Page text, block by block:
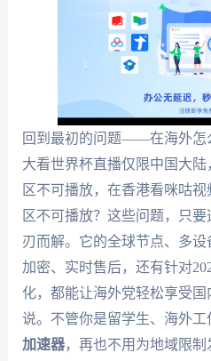
回到最初的问题——在海外怎
大看世界杯直播仅限中国大
区不可播放，在香港看咪咕
区不可播放？这些问题，只要
刃而解。它的全球节点、多
加密、实时售后，还有针对
化，都能让海外党轻松享受
说。不管你是留学生、海外工
加速器，再也不用为地域限